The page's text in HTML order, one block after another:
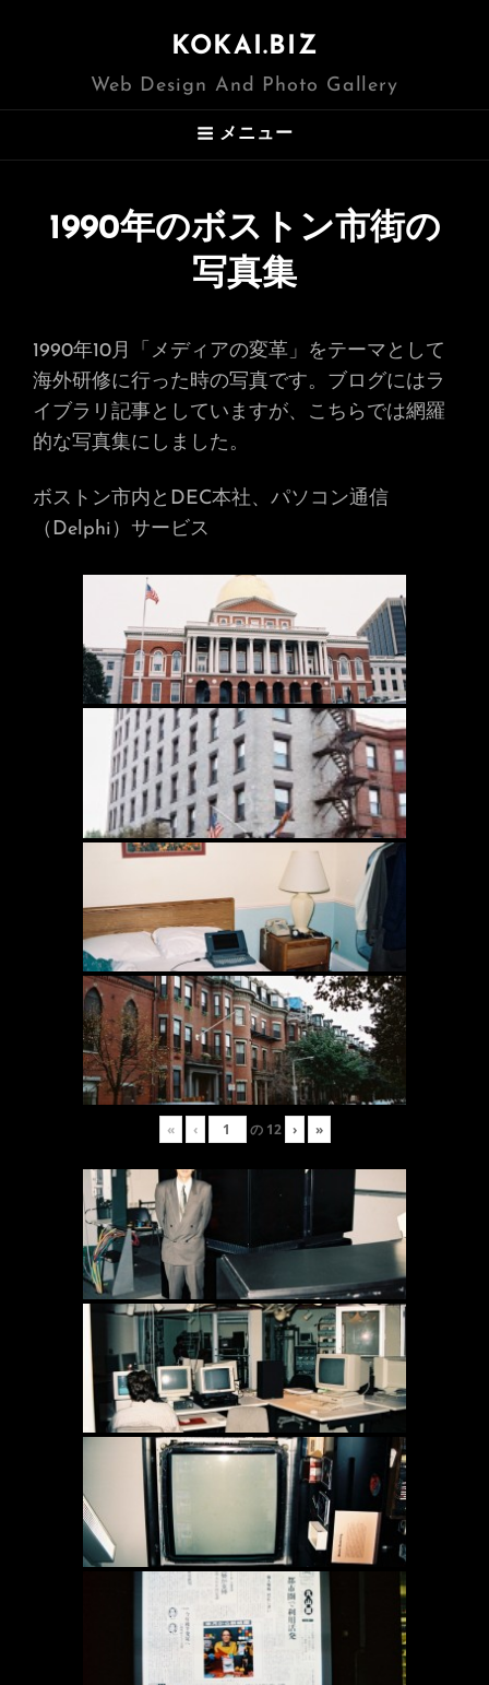
KOKAI.BIZ
Web Design And Photo Gallery
メニュー
1990年のボストン市街の
写真集
1990年10月「メディアの変革」をテーマとして
海外研修に行った時の写真です。ブログにはラ
イブラリ記事としていますが、こちらでは網羅
的な写真集にしました。
ボストン市内とDEC本社、パソコン通信
（Delphi）サービス
« ‹ の 12 › »